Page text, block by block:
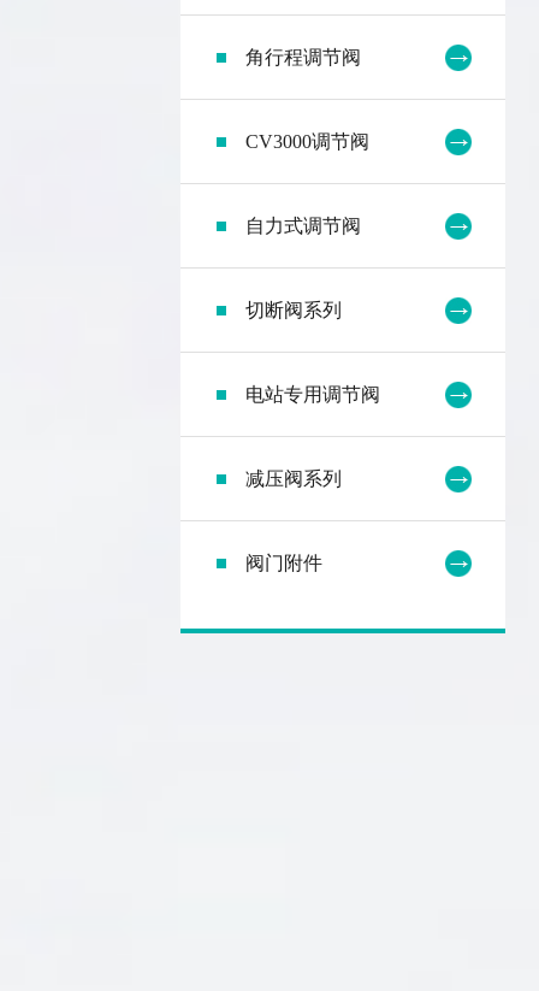
角行程调节阀
CV3000调节阀
自力式调节阀
切断阀系列
电站专用调节阀
减压阀系列
阀门附件